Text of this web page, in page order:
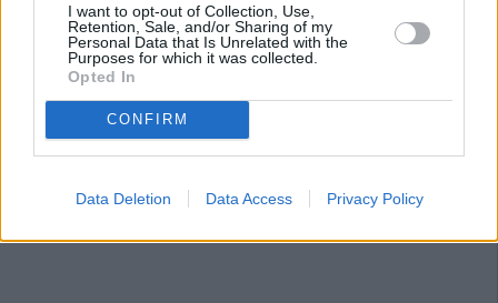
I want to opt-out of Collection, Use,
Retention, Sale, and/or Sharing of my
Personal Data that Is Unrelated with the
Purposes for which it was collected.
Opted In
CONFIRM
Data Deletion Data Access Privacy Policy